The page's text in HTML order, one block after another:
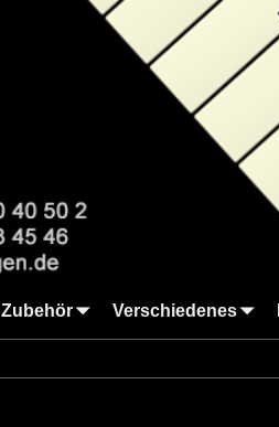
Zubehör Verschiedenes